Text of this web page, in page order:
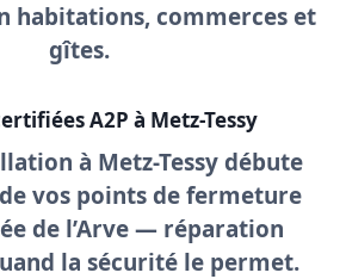
habitations, commerces et
gîtes.
A2P à Metz-Tessy
à Metz-Tessy débute
vos points de fermeture
de l’Arve — réparation
la sécurité le permet.